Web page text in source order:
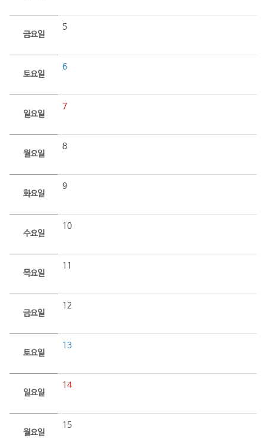
금요일
5
토요일
6
일요일
7
월요일
8
화요일
9
수요일
10
목요일
11
금요일
12
토요일
13
일요일
14
월요일
15